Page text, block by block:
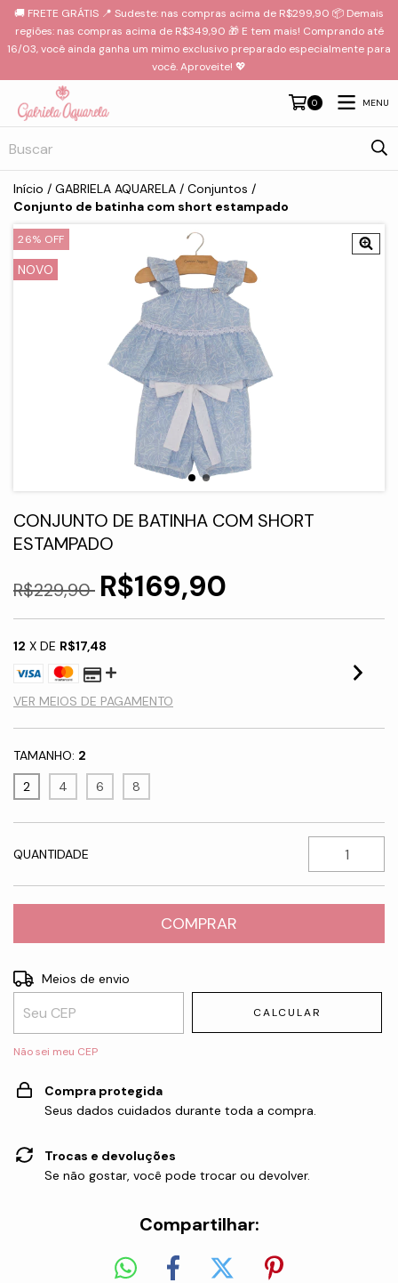
🚚 FRETE GRÁTIS 📍 Sudeste: nas compras acima de R$299,90 📦 Demais
regiões: nas compras acima de R$349,90 🎁 E tem mais! Comprando até
16/03, você ainda ganha um mimo exclusivo preparado especialmente para
você. Aproveite! 💖
0 MENU
Início / GABRIELA AQUARELA / Conjuntos /
Conjunto de batinha com short estampado
26% OFF
NOVO
CONJUNTO DE BATINHA COM SHORT
ESTAMPADO
R$229,90 R$169,90
12 X DE R$17,48
VER MEIOS DE PAGAMENTO
TAMANHO: 2
2
4 6 8
QUANTIDADE
Entregas para o CEP:
Meios de envio
CALCULAR
Não sei meu CEP
Compra protegida
Seus dados cuidados durante toda a compra.
Trocas e devoluções
Se não gostar, você pode trocar ou devolver.
Compartilhar: